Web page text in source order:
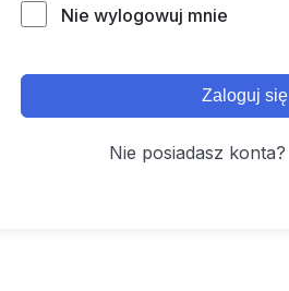
Nie wylogowuj mnie
Zaloguj się
Nie posiadasz konta?